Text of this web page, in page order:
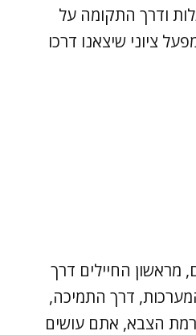
שנות גלות ודרך התקומה על
ציוני שיצאנו דרכו
מראשון החיילים דרך
דרך התמיכה,
הצבא, אתם עושים